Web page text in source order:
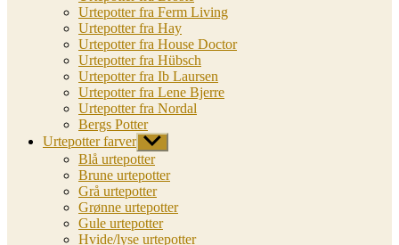
Urtepotter fra Ferm Living
Urtepotter fra Hay
Urtepotter fra House Doctor
Urtepotter fra Hübsch
Urtepotter fra Ib Laursen
Urtepotter fra Lene Bjerre
Urtepotter fra Nordal
Bergs Potter
Urtepotter farver Vis
undermenu
Blå urtepotter
Brune urtepotter
Grå urtepotter
Grønne urtepotter
Gule urtepotter
Hvide/lyse urtepotter